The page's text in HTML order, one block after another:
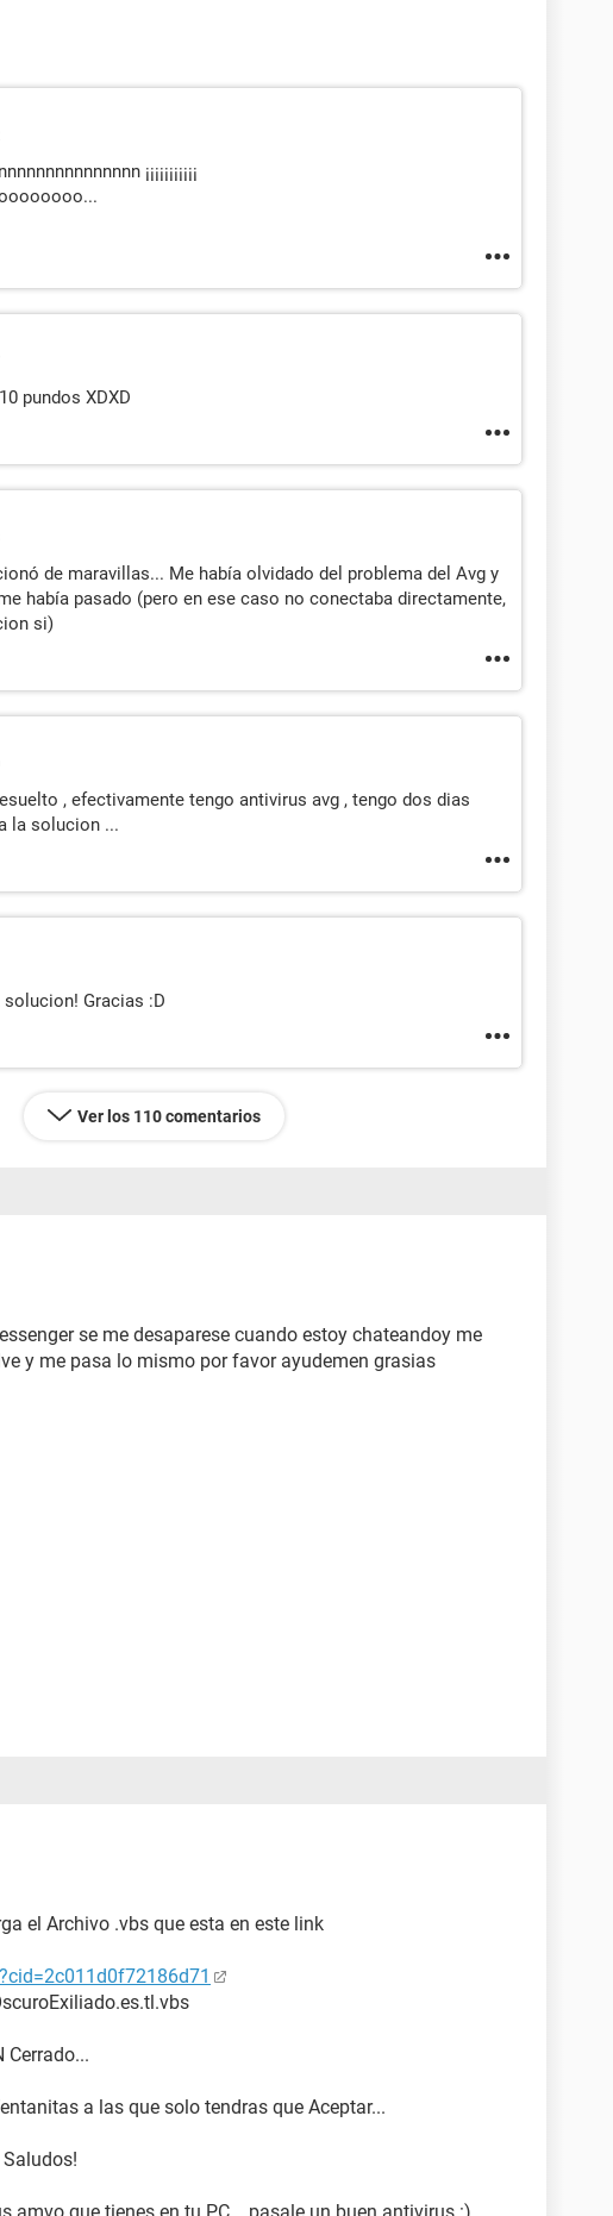
¡¡¡¡¡¡¡¡¡¡¡
pundos XDXD
de maravillas... Me había olvidado del problema del Avg y
había pasado (pero en ese caso no conectaba directamente,
si)
, efectivamente tengo antivirus avg , tengo dos dias
la solucion ...
Gracias :D
Ver los 110 comentarios
se me desaparese cuando estoy chateandoy me
y me pasa lo mismo por favor ayudemen grasias
el Archivo .vbs que esta en este link
Cerrado...
a las que solo tendras que Aceptar...